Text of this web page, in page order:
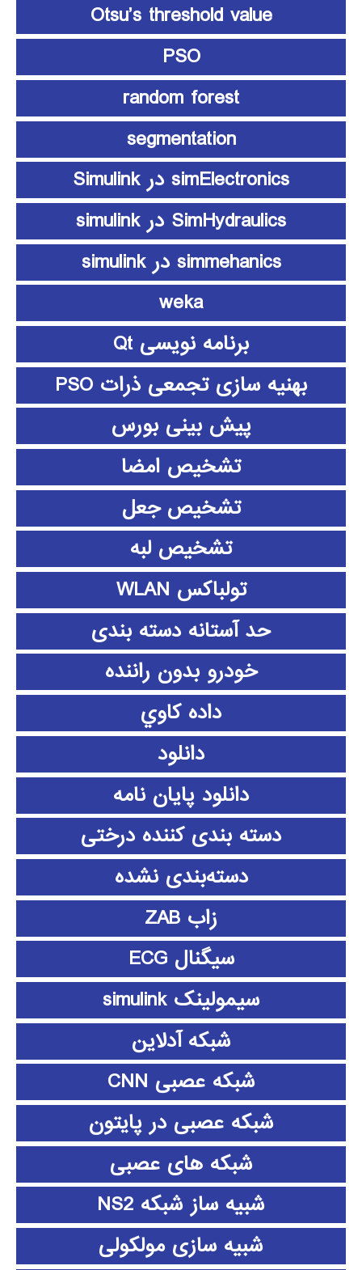
Otsu’s threshold value
PSO
random forest
segmentation
simElectronics در Simulink
SimHydraulics در simulink
simmehanics در simulink
weka
برنامه نویسی Qt
بهنیه سازی تجمعی ذرات PSO
پیش بینی بورس
تشخیص امضا
تشخیص جعل
تشخیص لبه
تولباکس WLAN
حد آستانه دسته بندی
خودرو بدون راننده
داده كاوي
دانلود
دانلود پايان نامه
دسته بندی کننده درختی
دسته‌بندی نشده
زاب ZAB
سیگنال ECG
سیمولینک simulink
شبکه آدلاین
شبکه عصبی CNN
شبکه عصبی در پایتون
شبکه های عصبی
شبیه ساز شبکه NS2
شبیه سازی مولکولی